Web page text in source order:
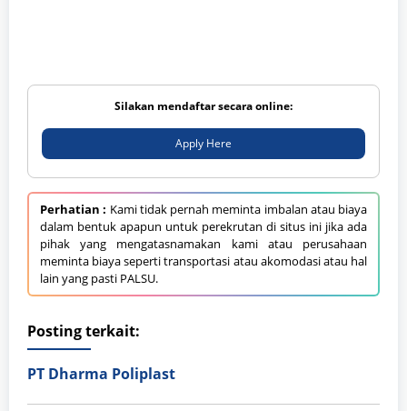
Silakan mendaftar secara online:
Apply Here
Perhatian : Kami tidak pernah meminta imbalan atau biaya
dalam bentuk apapun untuk perekrutan di situs ini jika ada
pihak yang mengatasnamakan kami atau perusahaan
meminta biaya seperti transportasi atau akomodasi atau hal
lain yang pasti PALSU.
Posting terkait:
PT Dharma Poliplast